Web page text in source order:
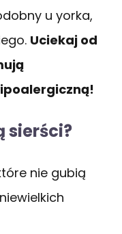
u yorka,
Uciekaj od
sierści?
nie gubią